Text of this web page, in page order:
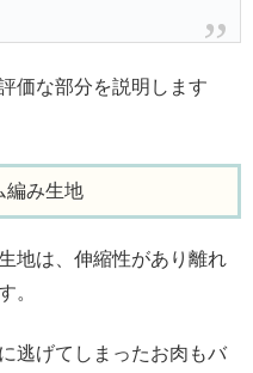
価な部分を説明します
編み生地
地は、伸縮性があり離れ
。
逃げてしまったお肉もバ